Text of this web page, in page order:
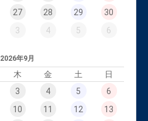
27 28 29
30
3 4 5 6
2026年9月
木 金 土
日
3 4 5
6
10 11 12
13